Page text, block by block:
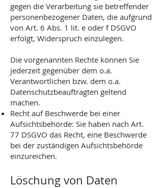
gegen die Verarbeitung sie betreffender
personenbezogener Daten, die aufgrund
von Art. 6 Abs. 1 lit. e oder f DSGVO
erfolgt, Widerspruch einzulegen.
Die vorgenannten Rechte können Sie
jederzeit gegenüber dem o.a.
Verantwortlichen bzw. dem o.a.
Datenschutzbeauftragten geltend
machen.
Recht auf Beschwerde bei einer
Aufsichtsbehörde: Sie haben nach Art.
77 DSGVO das Recht, eine Beschwerde
bei der zuständigen Aufsichtsbehörde
einzureichen.
Löschung von Daten